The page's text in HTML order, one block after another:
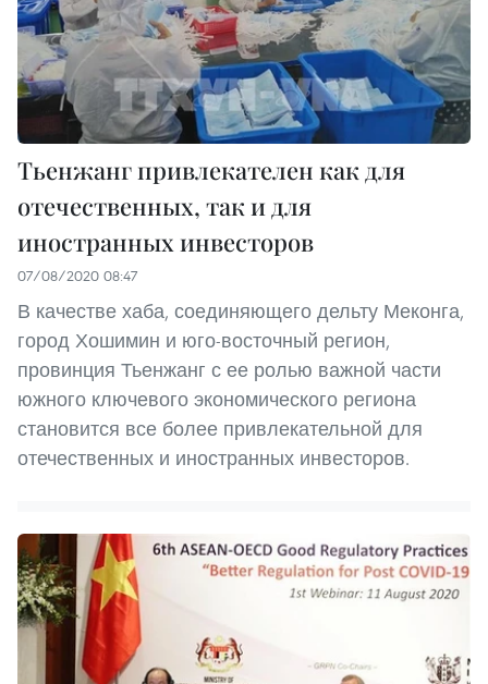
Тьенжанг привлекателен как для
отечественных, так и для
иностранных инвесторов
07/08/2020 08:47
В качестве хаба, соединяющего дельту Меконга,
город Хошимин и юго-восточный регион,
провинция Тьенжанг с ее ролью важной части
южного ключевого экономического региона
становится все более привлекательной для
отечественных и иностранных инвесторов.